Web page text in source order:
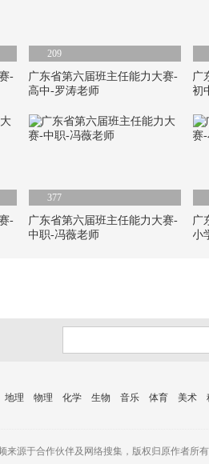
-
209
广东省第六届班主任能力大赛-
高中-罗涛老师
广
初
-
377
广东省第六届班主任能力大赛-
中职-冯薇老师
广
小
地理 物理 化学 生物 音乐 体育 美术
来源于合作伙伴及网络搜集，版权归原作者所